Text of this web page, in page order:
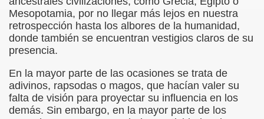
Mesopotamia, por no llegar más lejos en nuestra
retrospección hasta los albores de la humanidad,
donde también se encuentran vestigios claros de su
presencia.
En la mayor parte de las ocasiones se trata de
adivinos, rapsodas o magos, que hacían valer su
falta de visión para proyectar su influencia en los
demás. Sin embargo, en la mayor parte de los
la Luz (Alberto Gil)
(Francesc Miñana)
no latino (Pedro Zurita)
Zurita, Ex Secretario Unión Mundial de Ciegos (Pedro